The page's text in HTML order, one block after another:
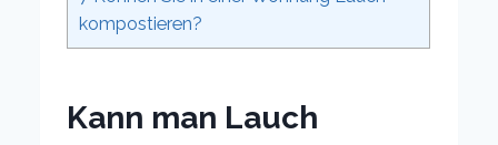
kompostieren?
Kann man Lauch